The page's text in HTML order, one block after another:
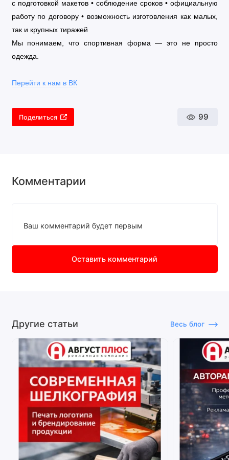
с подготовкой макетов • соблюдение сроков • официальную
работу по договору • возможность изготовления как малых,
так и крупных тиражей
Мы понимаем, что спортивная форма — это не просто
одежда.
Перейти к нам в ВК
Поделиться 99
Комментарии
Ваш комментарий будет первым
Оставить комментарий
Другие статьи Весь блог